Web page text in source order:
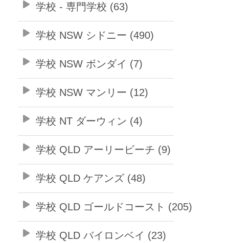
学校 - 専門学校 (63)
学校 NSW シドニー (490)
学校 NSW ボンダイ (7)
学校 NSW マンリー (12)
学校 NT ダーウィン (4)
学校 QLD アーリービーチ (9)
学校 QLD ケアンズ (48)
学校 QLD ゴールドコースト (205)
学校 QLD バイロンベイ (23)